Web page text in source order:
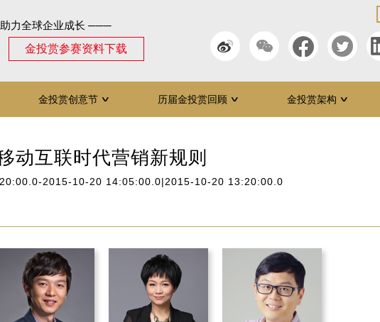
力全球企业成长 ───
金投赏参赛资料下载
金投赏创意节 ∨ 历届金投赏回顾 ∨ 金投赏架构 ∨
动互联时代营销新规则
2015-10-20 14:05:00.0|2015-10-20 13:20:00.0